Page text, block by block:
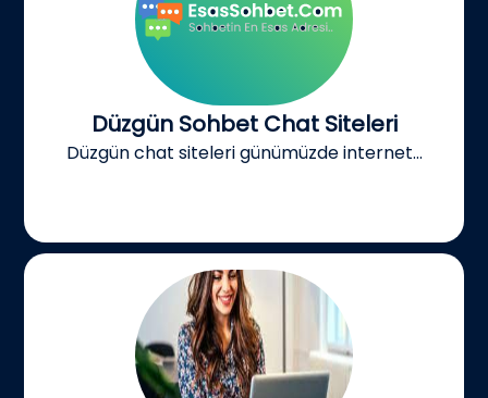
Düzgün Sohbet Chat Siteleri
Düzgün chat siteleri günümüzde internet...